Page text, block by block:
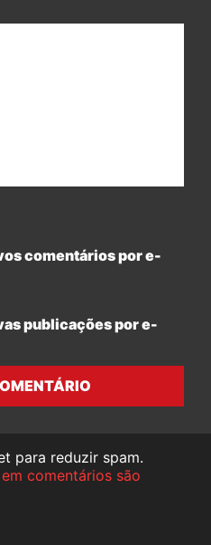
comentários por e-
publicações por e-
para reduzir spam.
comentários são